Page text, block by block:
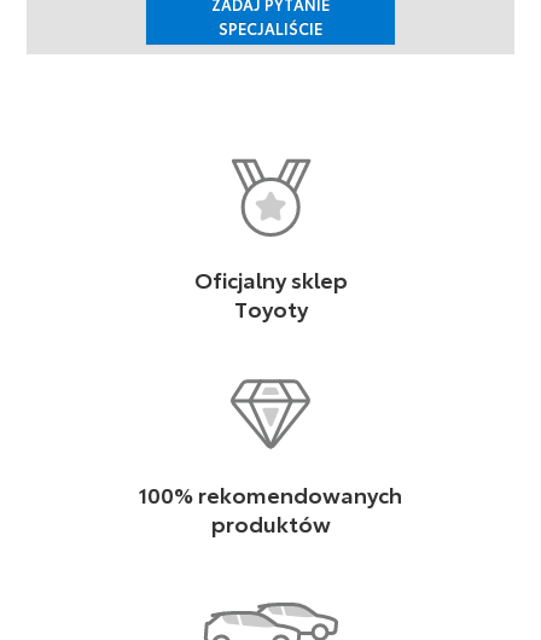
SPECJALIŚCIE
Oficjalny sklep
Toyoty
100% rekomendowanych
produktów